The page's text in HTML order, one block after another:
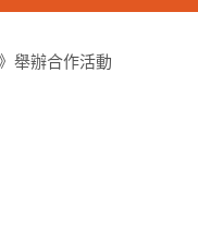
舉辦合作活動